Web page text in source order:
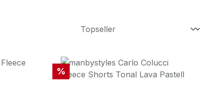
Rabatt
%